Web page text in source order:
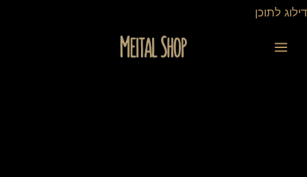
דילוג לתוכן
דילוג
של